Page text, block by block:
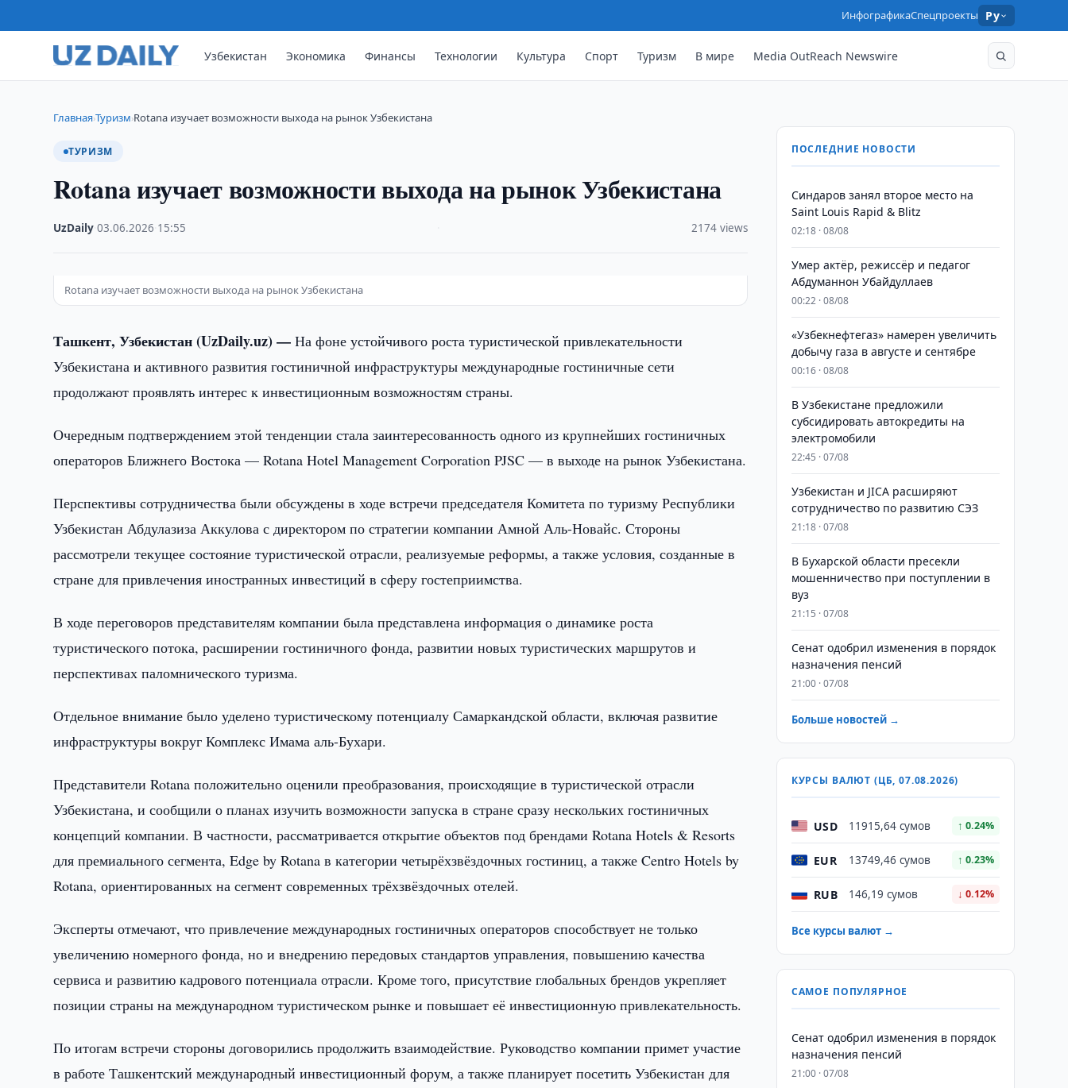
ИнфографикаСпецпроекты Ру
Узбекистан Экономика Финансы Технологии Культура Спорт Туризм В мире Media OutReach Newswire
Главная›Туризм›Rotana изучает возможности выхода на рынок Узбекистана
ТУРИЗМ
Rotana изучает возможности выхода на рынок Узбекистана
UzDaily ·03.06.2026 15:55 2174 views
Rotana изучает возможности выхода на рынок Узбекистана
Ташкент, Узбекистан (UzDaily.uz) —На фоне устойчивого роста туристической привлекательности
Узбекистана и активного развития гостиничной инфраструктуры международные гостиничные сети
продолжают проявлять интерес к инвестиционным возможностям страны.
Очередным подтверждением этой тенденции стала заинтересованность одного из крупнейших гостиничных
операторов Ближнего Востока — Rotana Hotel Management Corporation PJSC — в выходе на рынок Узбекистана.
Перспективы сотрудничества были обсуждены в ходе встречи председателя Комитета по туризму Республики
Узбекистан Абдулазиза Аккулова с директором по стратегии компании Амной Аль-Новайс. Стороны
рассмотрели текущее состояние туристической отрасли, реализуемые реформы, а также условия, созданные в
стране для привлечения иностранных инвестиций в сферу гостеприимства.
В ходе переговоров представителям компании была представлена информация о динамике роста
туристического потока, расширении гостиничного фонда, развитии новых туристических маршрутов и
перспективах паломнического туризма.
Отдельное внимание было уделено туристическому потенциалу Самаркандской области, включая развитие
инфраструктуры вокруг Комплекс Имама аль-Бухари.
Представители Rotana положительно оценили преобразования, происходящие в туристической отрасли
Узбекистана, и сообщили о планах изучить возможности запуска в стране сразу нескольких гостиничных
концепций компании. В частности, рассматривается открытие объектов под брендами Rotana Hotels & Resorts
для премиального сегмента, Edge by Rotana в категории четырёхзвёздочных гостиниц, а также Centro Hotels by
Rotana, ориентированных на сегмент современных трёхзвёздочных отелей.
Эксперты отмечают, что привлечение международных гостиничных операторов способствует не только
увеличению номерного фонда, но и внедрению передовых стандартов управления, повышению качества
сервиса и развитию кадрового потенциала отрасли. Кроме того, присутствие глобальных брендов укрепляет
позиции страны на международном туристическом рынке и повышает её инвестиционную привлекательность.
По итогам встречи стороны договорились продолжить взаимодействие. Руководство компании примет участие
в работе Ташкентский международный инвестиционный форум, а также планирует посетить Узбекистан для
ПОСЛЕДНИЕ НОВОСТИ
Синдаров занял второе место на
Saint Louis Rapid & Blitz
02:18 · 08/08
Умер актёр, режиссёр и педагог
Абдуманнон Убайдуллаев
00:22 · 08/08
«Узбекнефтегаз» намерен увеличить
добычу газа в августе и сентябре
00:16 · 08/08
В Узбекистане предложили
субсидировать автокредиты на
электромобили
22:45 · 07/08
Узбекистан и JICA расширяют
сотрудничество по развитию СЭЗ
21:18 · 07/08
В Бухарской области пресекли
мошенничество при поступлении в
вуз
21:15 · 07/08
Сенат одобрил изменения в порядок
назначения пенсий
21:00 · 07/08
Больше новостей →
КУРСЫ ВАЛЮТ (ЦБ, 07.08.2026)
USD 11915,64 сумов ↑ 0.24%
EUR 13749,46 сумов ↑ 0.23%
RUB 146,19 сумов ↓ 0.12%
Все курсы валют →
САМОЕ ПОПУЛЯРНОЕ
Сенат одобрил изменения в порядок
назначения пенсий
21:00 · 07/08